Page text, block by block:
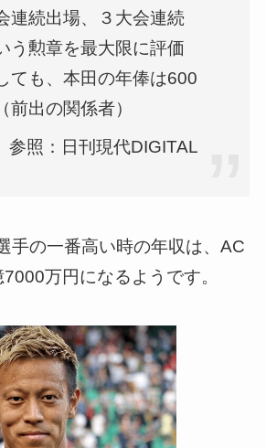
連続出場、３大会連続
う勲章を最大限に評価
ても、本田の年俸は600
前出の関係者）
参照：日刊現代DIGITAL
手の一番高い時の年収は、AC
万円になるようです。